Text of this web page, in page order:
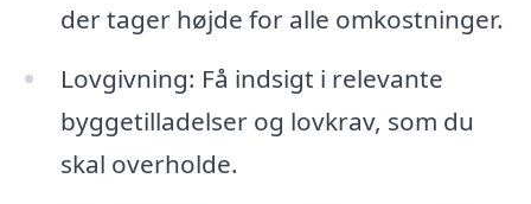
der tager højde for alle omkostninger.
Lovgivning: Få indsigt i relevante
byggetilladelser og lovkrav, som du
skal overholde.